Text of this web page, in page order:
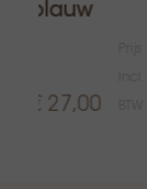
blauw
€ 27,00